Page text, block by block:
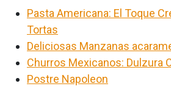
Pasta Americana: El Toque
Tortas
Deliciosas Manzanas
Churros Mexicanos: Dulzura
Postre Napoleon